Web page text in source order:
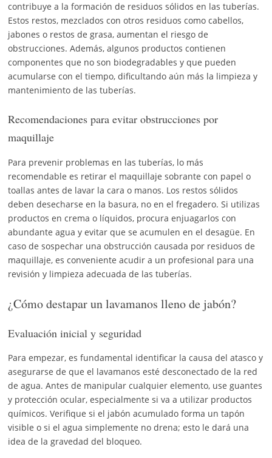
contribuye a la formación de residuos sólidos en las tuberías.
Estos restos, mezclados con otros residuos como cabellos,
jabones o restos de grasa, aumentan el riesgo de
obstrucciones. Además, algunos productos contienen
componentes que no son biodegradables y que pueden
acumularse con el tiempo, dificultando aún más la limpieza y
mantenimiento de las tuberías.
Recomendaciones para evitar obstrucciones por
maquillaje
Para prevenir problemas en las tuberías, lo más
recomendable es retirar el maquillaje sobrante con papel o
toallas antes de lavar la cara o manos. Los restos sólidos
deben desecharse en la basura, no en el fregadero. Si utilizas
productos en crema o líquidos, procura enjuagarlos con
abundante agua y evitar que se acumulen en el desagüe. En
caso de sospechar una obstrucción causada por residuos de
maquillaje, es conveniente acudir a un profesional para una
revisión y limpieza adecuada de las tuberías.
¿Cómo destapar un lavamanos lleno de jabón?
Evaluación inicial y seguridad
Para empezar, es fundamental identificar la causa del atasco y
asegurarse de que el lavamanos esté desconectado de la red
de agua. Antes de manipular cualquier elemento, use guantes
y protección ocular, especialmente si va a utilizar productos
químicos. Verifique si el jabón acumulado forma un tapón
visible o si el agua simplemente no drena; esto le dará una
idea de la gravedad del bloqueo.